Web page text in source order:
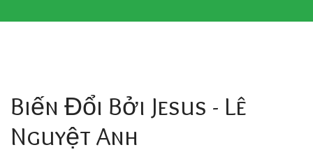
Biến Đổi Bởi Jesus - Lê
Nguyệt Anh